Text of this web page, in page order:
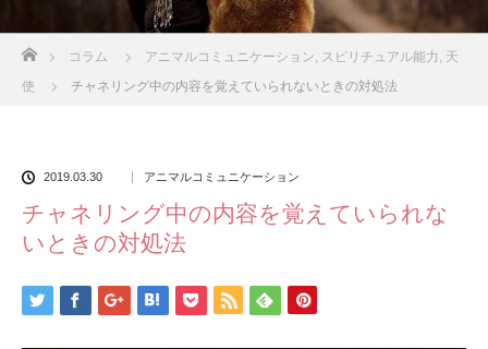
コラム アニマルコミュニケーション スピリチュアル能力
天
使
チャネリング中の内容を覚えていられないときの対処法
2019.03.30 アニマルコミュニケーション
チャネリング中の内容を覚えていられな
いときの対処法